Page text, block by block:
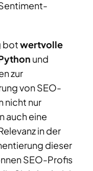
botwertvolle
und
zur
von SEO-
nicht nur
auch eine
in der
dieser
SEO-Profis